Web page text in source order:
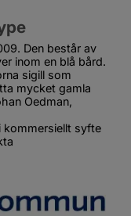
Den består av
inom en blå bård.
sigill som
mycket gamla
Oedman,
kommersiellt syfte